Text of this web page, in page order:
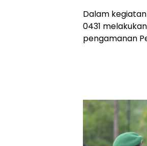
Dalam
0431
pengamanan